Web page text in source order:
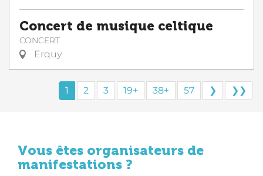
Concert de musique celtique
CONCERT
Erquy
1 2 3 19+ 38+ 57 ❯ ❯❯
Vous êtes organisateurs de
manifestations ?